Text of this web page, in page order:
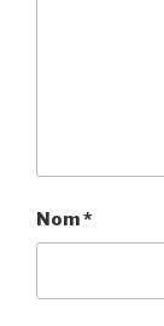
Nom*